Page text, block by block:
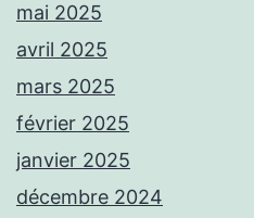
mai 2025
avril 2025
mars 2025
février 2025
janvier 2025
décembre 2024